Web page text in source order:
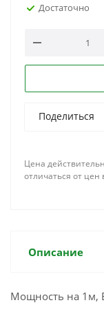
Достаточно
Поделиться
Цена
отличаться от
Описание
Мощность на 1м,